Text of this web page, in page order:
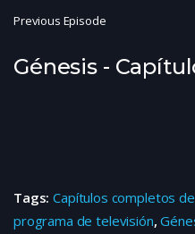
Previous Episode
Génesis -
Tags:Capítulos completos
programa de televisión,